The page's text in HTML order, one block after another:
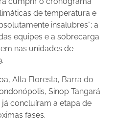
de temperatura e
insalubres”; a
equipes e a sobrecarga
nas unidades de
Alta Floresta, Barra do
Sinop Tangará
já concluíram a etapa de
fases.